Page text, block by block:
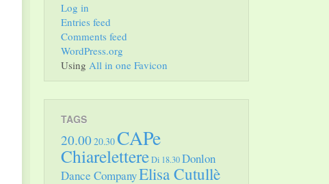
Log in
Entries feed
Comments feed
WordPress.org
Using All in one Favicon
TAGS
20.00 20.30CAPe
ChiarelettereDi 18.30Donlon
Dance CompanyElisa Cutullè